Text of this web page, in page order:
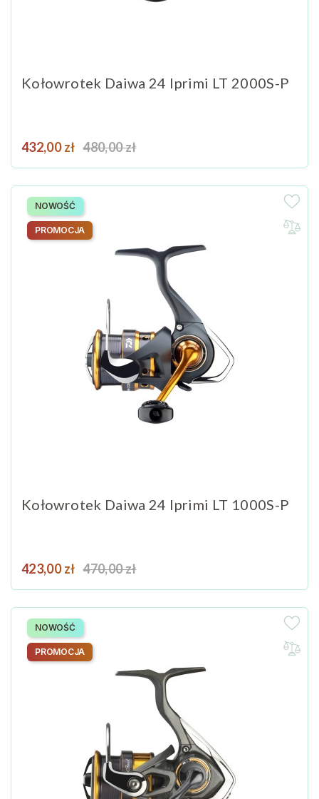
Kołowrotek Daiwa 24 Iprimi LT 2000S-P
Cena
432,00 zł Cena podstawowa
480,00 zł
Kołowrotek Daiwa 24 Iprimi LT 1000S-P
Cena
423,00 zł Cena podstawowa
470,00 zł
NOWOŚĆ
PROMOCJA
NOWOŚĆ
PROMOCJA